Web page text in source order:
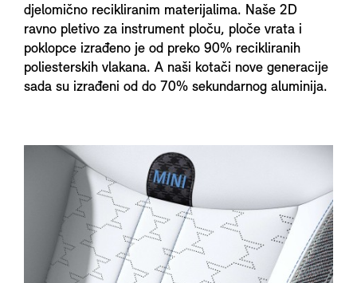
djelomično recikliranim materijalima. Naše 2D
ravno pletivo za instrument ploču, ploče vrata i
poklopce izrađeno je od preko 90% recikliranih
poliesterskih vlakana. A naši kotači nove generacije
sada su izrađeni od do 70% sekundarnog aluminija.